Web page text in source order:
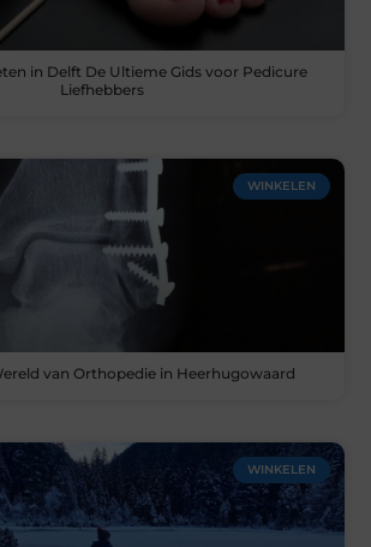
in Delft De Ultieme Gids voor Pedicure
Liefhebbers
WINKELEN
van Orthopedie in Heerhugowaard
WINKELEN